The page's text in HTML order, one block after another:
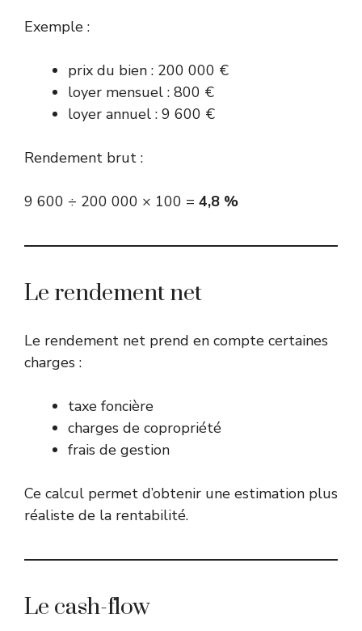
Exemple :
prix du bien : 200 000 €
loyer mensuel : 800 €
loyer annuel : 9 600 €
Rendement brut :
9 600 ÷ 200 000 × 100 = 4,8 %
Le rendement net
Le rendement net prend en compte certaines
charges :
taxe foncière
charges de copropriété
frais de gestion
Ce calcul permet d’obtenir une estimation plus
réaliste de la rentabilité.
Le cash-flow